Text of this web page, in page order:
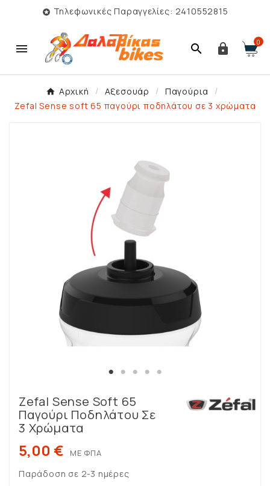
 Τηλεφωνικές Παραγγελίες: 2410552815
   0
Αρχική Αξεσουάρ
Παγούρια
Zefal Sense soft 65 παγούρι ποδηλάτου σε 3 χρώματα
Zefal Sense Soft 65
Παγούρι Ποδηλάτου Σε
3 Χρώματα
5,00 € ΜΕ ΦΠΑ
Παράδοση σε 2-3 ημέρες